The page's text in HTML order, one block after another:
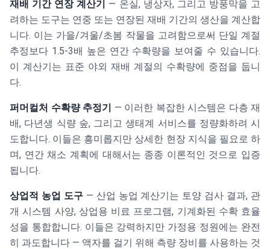
재배 기간 연장 계산기 — 온실, 냉상자, 그리고 방풍막을 고
려하는 도구는 연중 또는 연장된 재배 기간의 생산을 계산합
니다. 이는 가을/겨울/초봄 작물을 고려함으로써 단일 계절
추정보다 1.5-3배 높은 연간 수확량을 보여줄 수 있습니다.
이 계산기는 표준 야외 재배 계절의 수확량에 중점을 둡니
다.
퍼머컬처 수확량 추정기 — 이러한 복잡한 시스템은 다층 재
배, 다년생 식량 숲, 그리고 생태계 서비스를 정량화하려 시
도합니다. 이들은 흥미롭지만 상세한 현장 지식을 필요로 하
며, 연간 채소 계획에 대해서는 종종 이론적인 것으로 입증
됩니다.
상업적 농업 도구— 산업 농업 계산기는 토양 검사 결과, 관
개 시스템 사양, 상업용 비료 프로그램, 기계화된 수확 효율
성을 통합합니다. 이들은 강력하지만 가정용 정원에는 완전
히 과도합니다 — 액자를 걸기 위해 측량 장비를 사용하는 것